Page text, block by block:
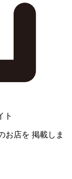
ト
お店を 掲載しま